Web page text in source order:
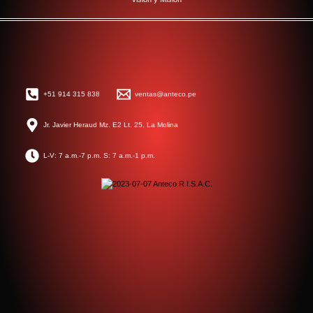
+51 914 315 838 ventas@anteco.pe
Jr. Javier Heraud Mz. E2 Lt. 25, La Molina
L-V: 7 a.m.-7 p.m. S: 7 a.m.-1 p.m.